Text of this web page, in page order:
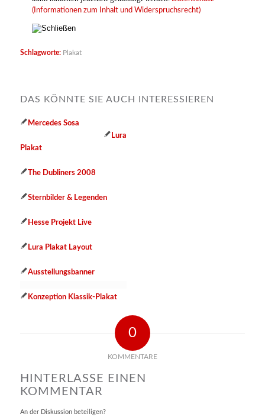
(Informationen zum Inhalt und Widerspruchsrecht)
Schlagworte: Plakat
DAS KÖNNTE SIE AUCH INTERESSIEREN
Mercedes Sosa
Lura
Plakat
The Dubliners 2008
Sternbilder & Legenden
Hesse Projekt Live
Lura Plakat Layout
Ausstellungsbanner
Konzeption Klassik-Plakat
0
KOMMENTARE
HINTERLASSE EINEN
KOMMENTAR
An der Diskussion beteiligen?